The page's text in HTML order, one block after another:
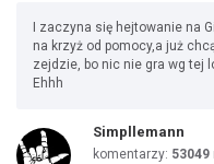
I zaczyna się hejtowanie na
na krzyż od pomocy,a już
zejdzie, bo nic nie gra wg tej
Ehhh
Simpllemann
komentarzy: 53049